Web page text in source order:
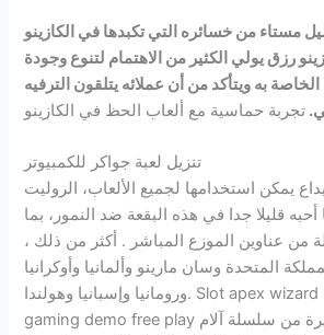
مستاء من خسائره التي تكبدها في الكازينو
رزق يولي الكثير من الاهتمام لتنوع وجودة
به ويتأكد من أن عملائه يتلقون الترفيه
تنزيل لعبة جواكر للكمبيوتر
يمكن استخدامها لجميع الألعاب، الروليت
أحبه قليلا جدا في هذه البقعة ضد النمور، بما
من عناوين الموزع المباشر . أكثر من ذلك ،
المتحدة وسان مارينو وألمانيا وأوكرانيا
ورومانيا وإسبانيا وهولندا. Slot apex wizard by hacksaw
gaming demo free play ولعل الدفعة الأخيرة من سلسلة آلام